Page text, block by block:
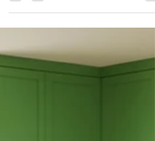
Estimation）技術，Pixotope 的全身姿勢追
工具目的在於讓你的虛擬製作（VP - Virtual